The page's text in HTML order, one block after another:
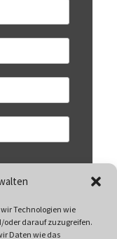
Technologien wie
oder darauf zuzugreifen.
Daten wie das